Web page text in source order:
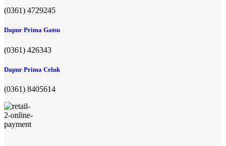
(0361) 4729245
Dapur Prima Gatsu
(0361) 426343
Dapur Prima Celuk
(0361) 8405614